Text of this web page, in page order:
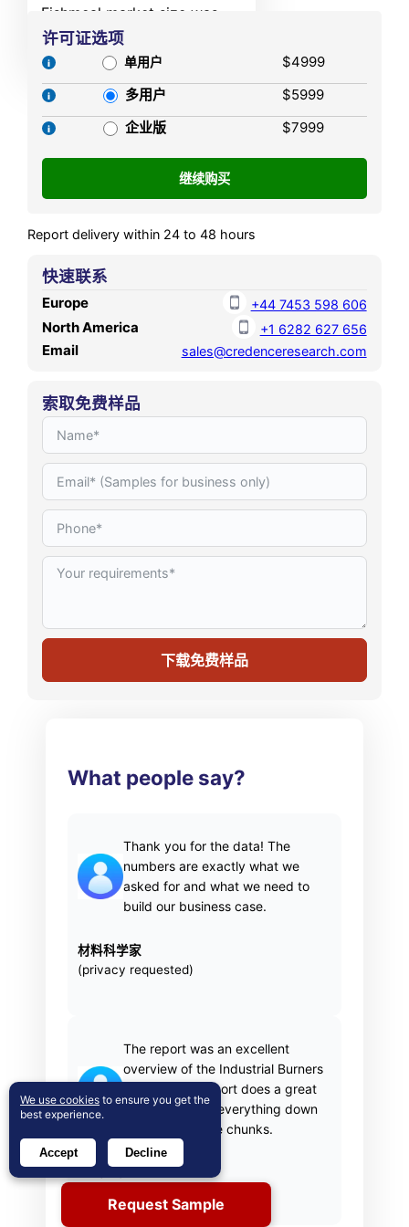
compound annual growth
rate (CAGR) of 7.54% during
the forecast period.
Fishmeal market size was
valued USD 10,184.48 Million
in 2024 and is anticipated to
reach USD 17,643.27 Million
by 2032, at a CAGR of 7.11%
during the forecast period.
许可证选项
单用户
$4999
多用户
$5999
企业版
$7999
Report delivery within 24 to 48 hours
快速联系
Europe +44 7453 598 606
North America +1 6282 627 656
Email sales@credenceresearch.com
索取免费样品
下载免费样品
What people say?
Thank you for the data! The
numbers are exactly what we
asked for and what we need to
build our business case.
材料科学家
(privacy requested)
The report was an excellent
overview of the Industrial Burners
market. This report does a great
job of breaking everything down
into manageable chunks.
Request Sample
We use cookies to ensure you get the
best experience.
Accept Decline